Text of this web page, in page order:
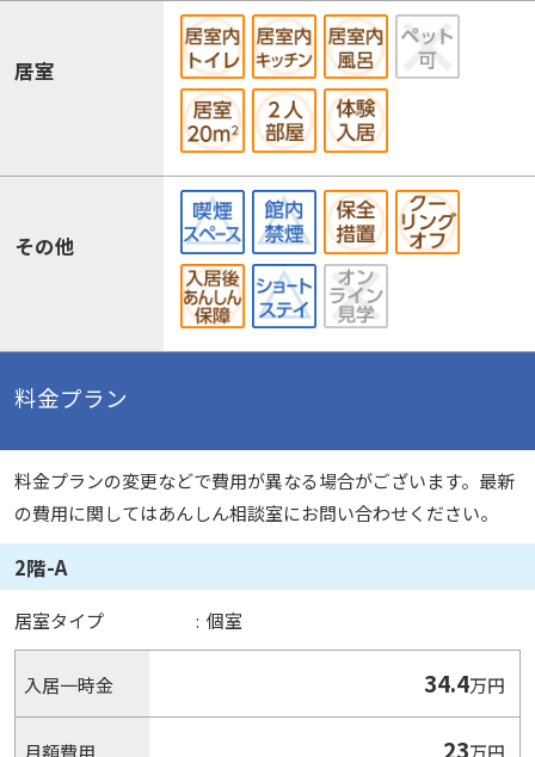
居室
その他
料金プラン
料金プランの変更などで費用が異なる場合がございます。最新
の費用に関してはあんしん相談室にお問い合わせください。
2階-A
居室タイプ : 個室
入居一時金 34.4万円
月額費用 23万円